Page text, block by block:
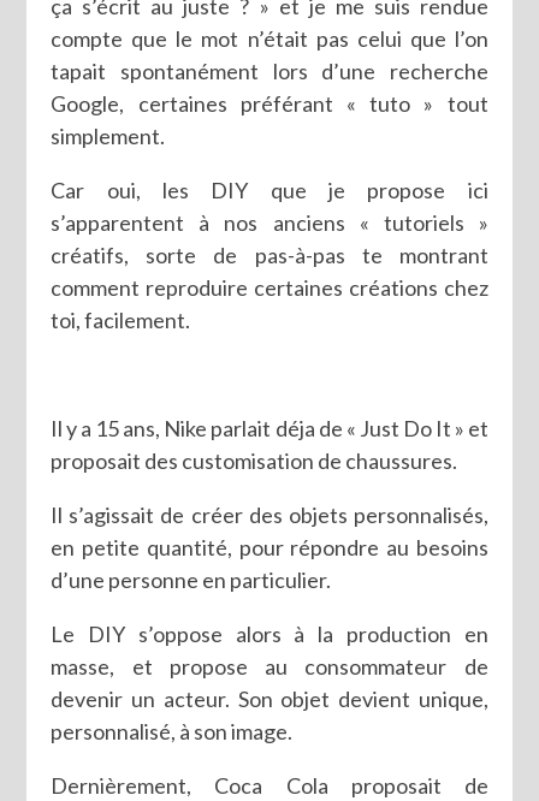
ça s’écrit au juste ? » et je me suis rendue
compte que le mot n’était pas celui que l’on
tapait spontanément lors d’une recherche
Google, certaines préférant « tuto » tout
simplement.
Car oui, les DIY que je propose ici
s’apparentent à nos anciens « tutoriels »
créatifs, sorte de pas-à-pas te montrant
comment reproduire certaines créations chez
toi, facilement.
Il y a 15 ans, Nike parlait déja de « Just Do It » et
proposait des customisation de chaussures.
Il s’agissait de créer des objets personnalisés,
en petite quantité, pour répondre au besoins
d’une personne en particulier.
Le DIY s’oppose alors à la production en
masse, et propose au consommateur de
devenir un acteur. Son objet devient unique,
personnalisé, à son image.
Dernièrement, Coca Cola proposait de